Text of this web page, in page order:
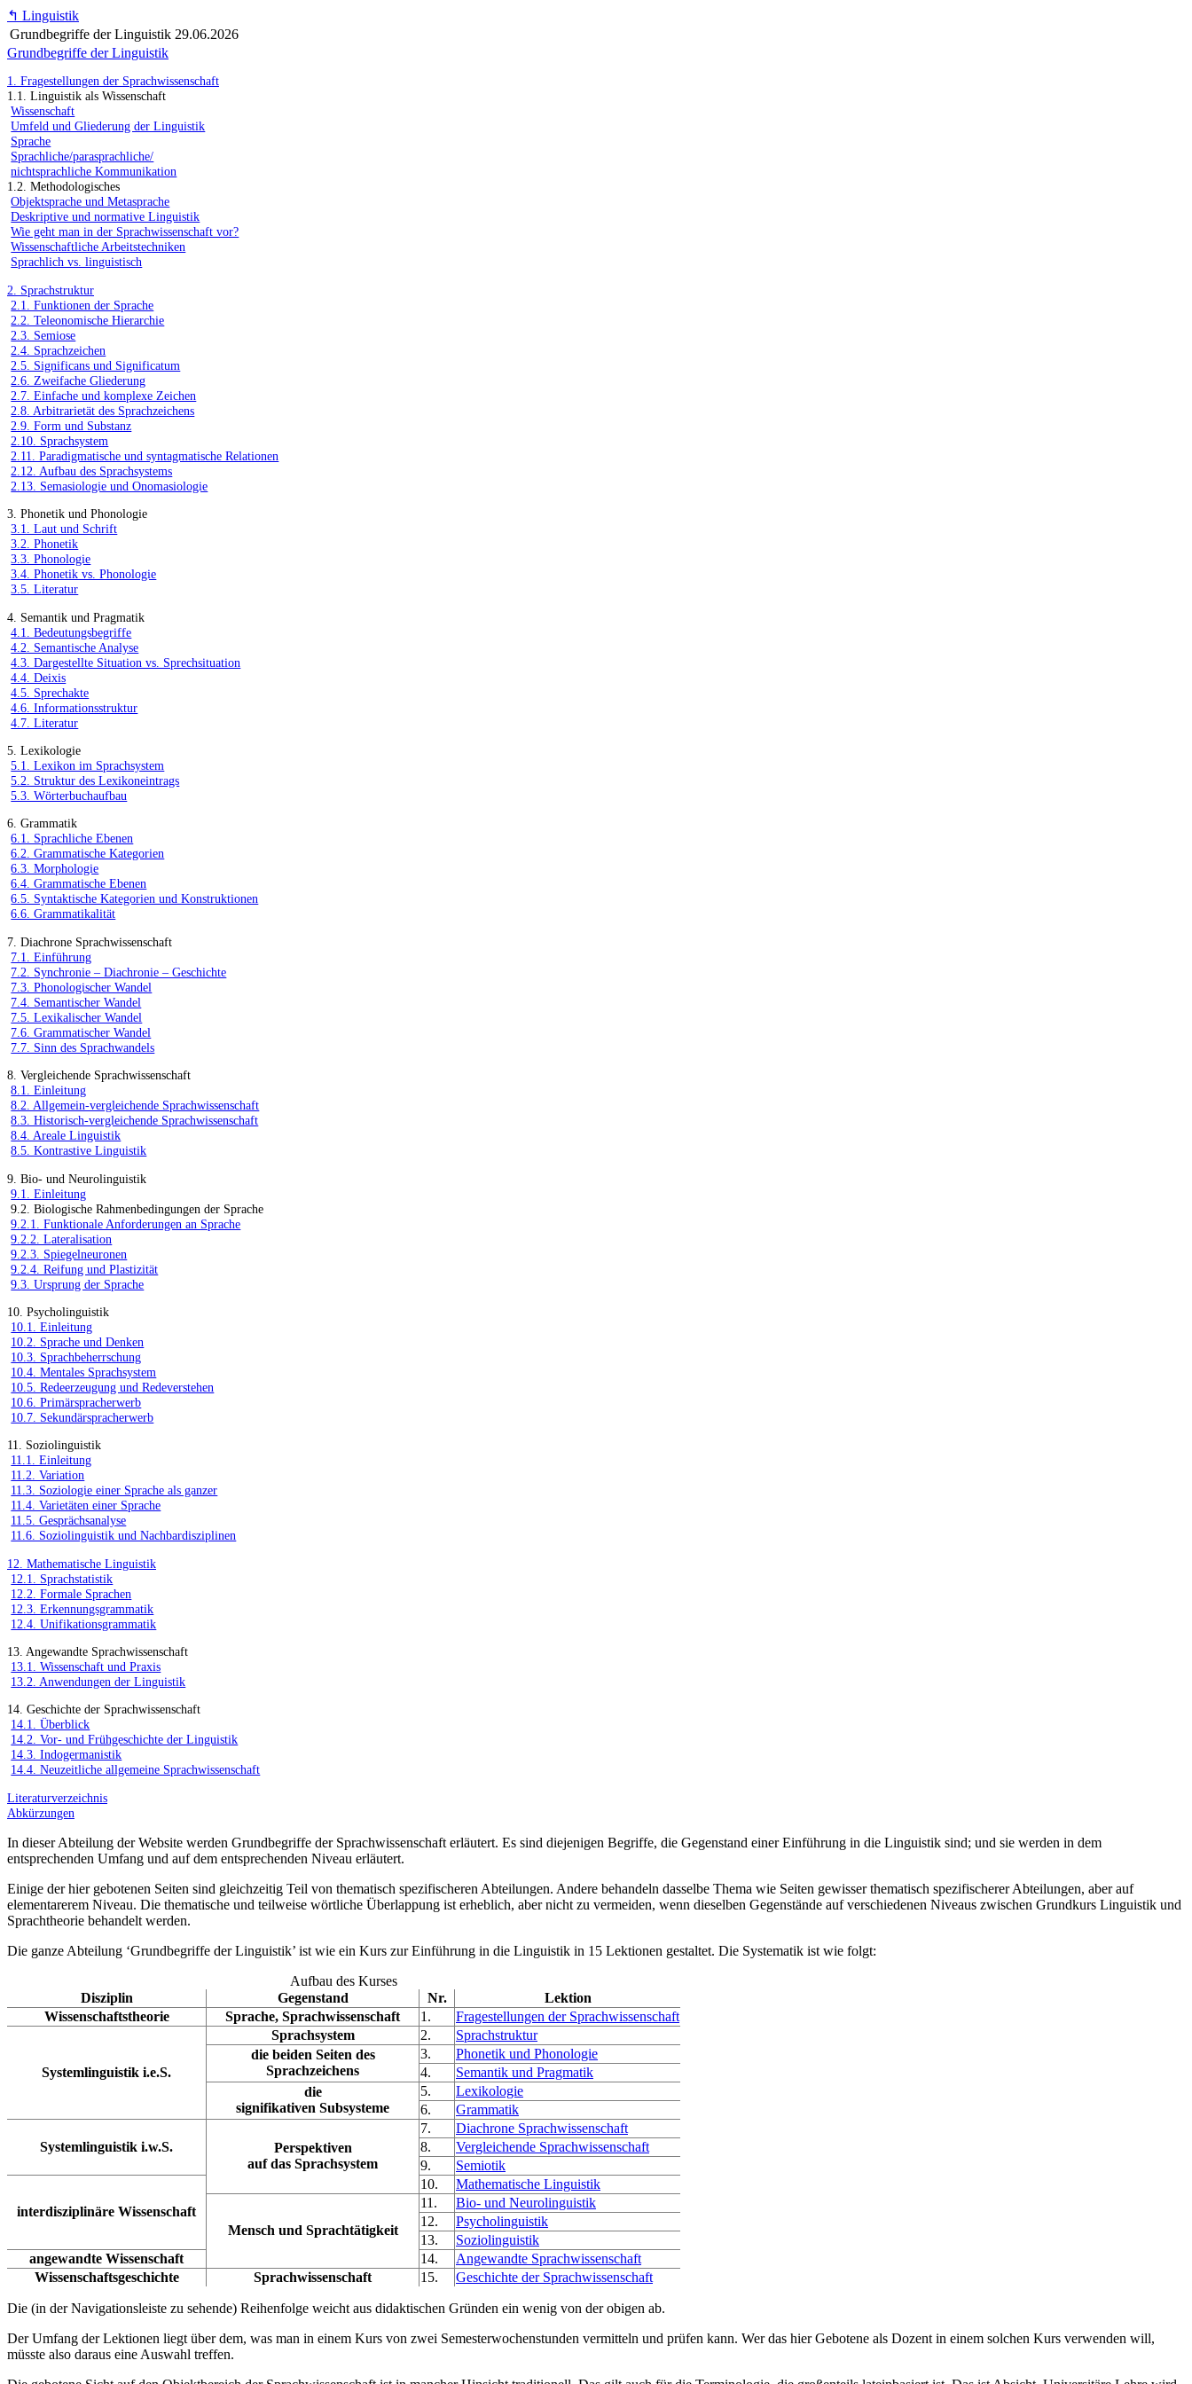
↰ Linguistik
Grundbegriffe der Linguistik 29.06.2026
Grundbegriffe der Linguistik
1. Fragestellungen der Sprachwissenschaft
1.1. Linguistik als Wissenschaft
Wissenschaft
Umfeld und Gliederung der Linguistik
Sprache
Sprachliche/parasprachliche/
nichtsprachliche Kommunikation
1.2. Methodologisches
Objektsprache und Metasprache
Deskriptive und normative Linguistik
Wie geht man in der Sprachwissenschaft vor?
Wissenschaftliche Arbeitstechniken
Sprachlich vs. linguistisch
2. Sprachstruktur
2.1. Funktionen der Sprache
2.2. Teleonomische Hierarchie
2.3. Semiose
2.4. Sprachzeichen
2.5. Significans und Significatum
2.6. Zweifache Gliederung
2.7. Einfache und komplexe Zeichen
2.8. Arbitrarietät des Sprachzeichens
2.9. Form und Substanz
2.10. Sprachsystem
2.11. Paradigmatische und syntagmatische Relationen
2.12. Aufbau des Sprachsystems
2.13. Semasiologie und Onomasiologie
3. Phonetik und Phonologie
3.1. Laut und Schrift
3.2. Phonetik
3.3. Phonologie
3.4. Phonetik vs. Phonologie
3.5. Literatur
4. Semantik und Pragmatik
4.1. Bedeutungsbegriffe
4.2. Semantische Analyse
4.3. Dargestellte Situation vs. Sprechsituation
4.4. Deixis
4.5. Sprechakte
4.6. Informationsstruktur
4.7. Literatur
5. Lexikologie
5.1. Lexikon im Sprachsystem
5.2. Struktur des Lexikoneintrags
5.3. Wörterbuchaufbau
6. Grammatik
6.1. Sprachliche Ebenen
6.2. Grammatische Kategorien
6.3. Morphologie
6.4. Grammatische Ebenen
6.5. Syntaktische Kategorien und Konstruktionen
6.6. Grammatikalität
7. Diachrone Sprachwissenschaft
7.1. Einführung
7.2. Synchronie – Diachronie – Geschichte
7.3. Phonologischer Wandel
7.4. Semantischer Wandel
7.5. Lexikalischer Wandel
7.6. Grammatischer Wandel
7.7. Sinn des Sprachwandels
8. Vergleichende Sprachwissenschaft
8.1. Einleitung
8.2. Allgemein-vergleichende Sprachwissenschaft
8.3. Historisch-vergleichende Sprachwissenschaft
8.4. Areale Linguistik
8.5. Kontrastive Linguistik
9. Bio- und Neurolinguistik
9.1. Einleitung
9.2. Biologische Rahmenbedingungen der Sprache
9.2.1. Funktionale Anforderungen an Sprache
9.2.2. Lateralisation
9.2.3. Spiegelneuronen
9.2.4. Reifung und Plastizität
9.3. Ursprung der Sprache
10. Psycholinguistik
10.1. Einleitung
10.2. Sprache und Denken
10.3. Sprachbeherrschung
10.4. Mentales Sprachsystem
10.5. Redeerzeugung und Redeverstehen
10.6. Primärspracherwerb
10.7. Sekundärspracherwerb
11. Soziolinguistik
11.1. Einleitung
11.2. Variation
11.3. Soziologie einer Sprache als ganzer
11.4. Varietäten einer Sprache
11.5. Gesprächsanalyse
11.6. Soziolinguistik und Nachbardisziplinen
12. Mathematische Linguistik
12.1. Sprachstatistik
12.2. Formale Sprachen
12.3. Erkennungsgrammatik
12.4. Unifikationsgrammatik
13. Angewandte Sprachwissenschaft
13.1. Wissenschaft und Praxis
13.2. Anwendungen der Linguistik
14. Geschichte der Sprachwissenschaft
14.1. Überblick
14.2. Vor- und Frühgeschichte der Linguistik
14.3. Indogermanistik
14.4. Neuzeitliche allgemeine Sprachwissenschaft
Literaturverzeichnis
Abkürzungen
In dieser Abteilung der Website werden Grundbegriffe der Sprachwissenschaft erläutert. Es sind diejenigen Begriffe, die Gegenstand einer Einführung in die Linguistik sind; und sie werden in dem
entsprechenden Umfang und auf dem entsprechenden Niveau erläutert.
Einige der hier gebotenen Seiten sind gleichzeitig Teil von thematisch spezifischeren Abteilungen. Andere behandeln dasselbe Thema wie Seiten gewisser thematisch spezifischerer Abteilungen, aber auf
elementarerem Niveau. Die thematische und teilweise wörtliche Überlappung ist erheblich, aber nicht zu vermeiden, wenn dieselben Gegenstände auf verschiedenen Niveaus zwischen Grundkurs Linguistik und
Sprachtheorie behandelt werden.
Die ganze Abteilung ‘Grundbegriffe der Linguistik’ ist wie ein Kurs zur Einführung in die Linguistik in 15 Lektionen gestaltet. Die Systematik ist wie folgt:
Aufbau des Kurses
Disziplin
Gegenstand Nr.
Lektion
Wissenschaftstheorie
Sprache, Sprachwissenschaft 1. Fragestellungen der Sprachwissenschaft
Systemlinguistik i.e.S.
Sprachsystem 2.
Sprachstruktur
die beiden Seiten des
Sprachzeichens
3.
Phonetik und Phonologie
4.
Semantik und Pragmatik
die
signifikativen Subsysteme
5.
Lexikologie
6.
Grammatik
Systemlinguistik i.w.S.
Perspektiven
auf das Sprachsystem
7.
Diachrone Sprachwissenschaft
8.
Vergleichende Sprachwissenschaft
9.
Semiotik
interdisziplinäre Wissenschaft
10. Mathematische Linguistik
Mensch und Sprachtätigkeit
11.
Bio- und Neurolinguistik
12.
Psycholinguistik
13.
Soziolinguistik
angewandte Wissenschaft
14.
Angewandte Sprachwissenschaft
Wissenschaftsgeschichte
Sprachwissenschaft 15. Geschichte der Sprachwissenschaft
Die (in der Navigationsleiste zu sehende) Reihenfolge weicht aus didaktischen Gründen ein wenig von der obigen ab.
Der Umfang der Lektionen liegt über dem, was man in einem Kurs von zwei Semesterwochenstunden vermitteln und prüfen kann. Wer das hier Gebotene als Dozent in einem solchen Kurs verwenden will,
müsste also daraus eine Auswahl treffen.